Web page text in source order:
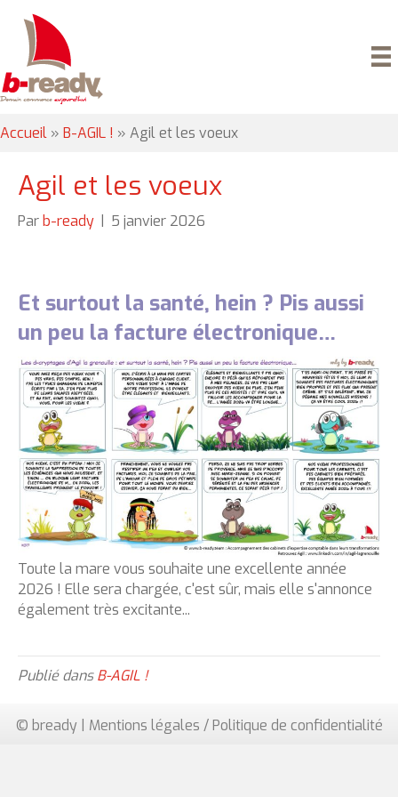
Accueil » B-AGIL ! » Agil et les voeux
Agil et les voeux
Par b-ready 5 janvier 2026
Et surtout la santé, hein ? Pis aussi
un peu la facture électronique…
Toute la mare vous souhaite une excellente année
2026 ! Elle sera chargée, c'est sûr, mais elle s'annonce
également très excitante...
Publié dansB-AGIL !
© bready | Mentions légales / Politique de confidentialité